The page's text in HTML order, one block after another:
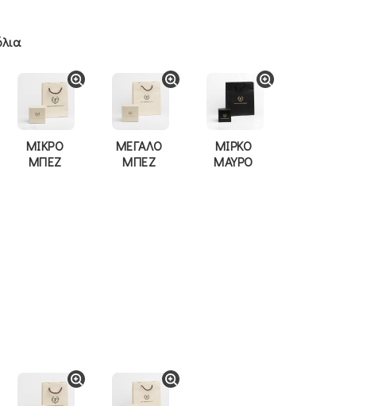
ΜΙΚΡΟ
ΜΠΕΖ
ΜΕΓΑΛΟ
ΜΠΕΖ
ΜΙΡΚΟ
ΜΑΥΡΟ